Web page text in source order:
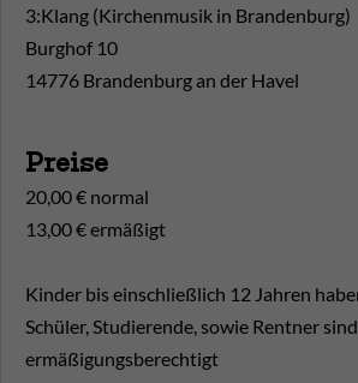
3:Klang (Kirchenmusik in Brandenburg)
Burghof 10
14776 Brandenburg an der Havel
Preise
20,00 € normal
13,00 € ermäßigt
Kinder bis einschließlich 12 Jahren
Schüler, Studierende, sowie Rentner sind
ermäßigungsberechtigt